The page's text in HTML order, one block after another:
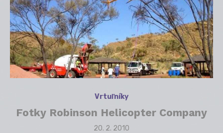
Vrtuľníky
Fotky Robinson Helicopter Company
Posted
20. 2. 2010